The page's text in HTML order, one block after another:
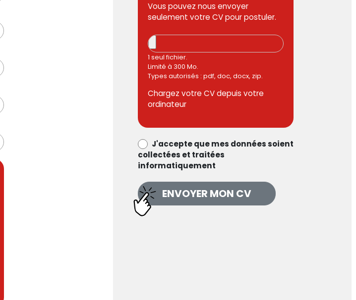
Votre CV
Vous pouvez nous envoyer
seulement votre CV pour postuler.
1 seul fichier.
Limité à 300 Mo.
Types autorisés : pdf, doc, docx, zip.
Chargez votre CV depuis votre
ordinateur
data_process_optin
J'accepte que mes données soient
collectées et traitées
informatiquement